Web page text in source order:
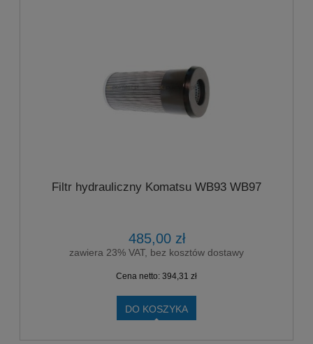
Filtr hydrauliczny Komatsu WB93 WB97
485,00 zł
zawiera 23% VAT, bez kosztów dostawy
Cena netto: 394,31 zł
DO KOSZYKA